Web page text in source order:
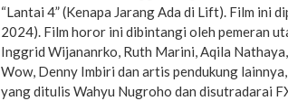
“Lantai 4” (Kenapa Jarang Ada di Lift). Film ini
2024). Film horor ini dibintangi oleh pemeran
Inggrid Wijananrko, Ruth Marini, Aqila Nathaya,
Wow, Denny Imbiri dan artis pendukung
yang ditulis Wahyu Nugroho dan disutradarai